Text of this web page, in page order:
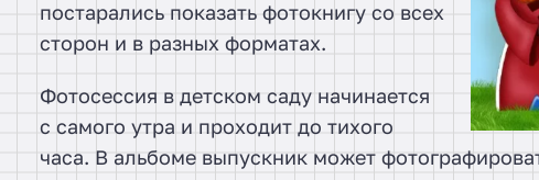
постарались показать фотокнигу со всех
сторон и в разных форматах.
Фотосессия в детском саду начинается
с самого утра и проходит до тихого
часа. В альбоме выпускник может